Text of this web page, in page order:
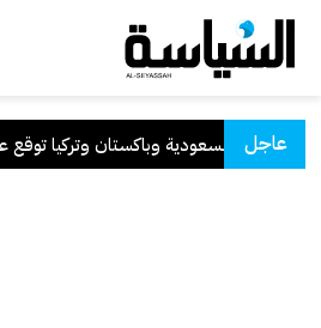
عاجلالسعودية وباكستان وتركيا توقع